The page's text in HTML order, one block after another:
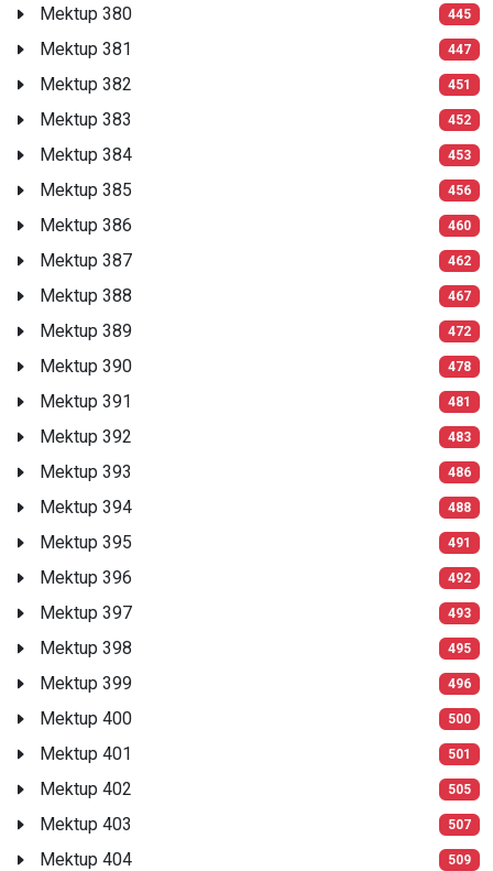
Mektup 380 445
Mektup 381 447
Mektup 382 451
Mektup 383 452
Mektup 384 453
Mektup 385 456
Mektup 386 460
Mektup 387 462
Mektup 388 467
Mektup 389 472
Mektup 390 478
Mektup 391 481
Mektup 392 483
Mektup 393 486
Mektup 394 488
Mektup 395 491
Mektup 396 492
Mektup 397 493
Mektup 398 495
Mektup 399 496
Mektup 400 500
Mektup 401 501
Mektup 402 505
Mektup 403 507
Mektup 404 509